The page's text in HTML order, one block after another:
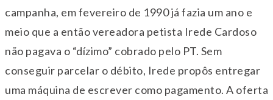
campanha, em fevereiro de 1990 já fazia um ano e
meio que a então vereadora petista Irede Cardoso
não pagava o “dízimo” cobrado pelo PT. Sem
conseguir parcelar o débito, Irede propôs entregar
uma máquina de escrever como pagamento. A oferta